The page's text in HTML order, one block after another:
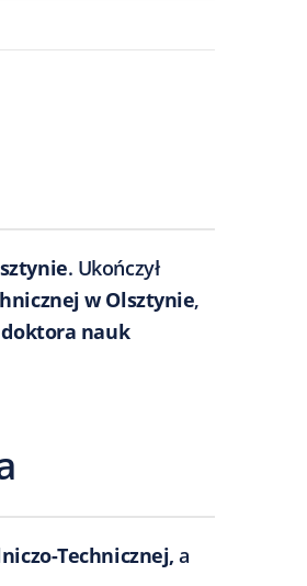
. Ukończył
w Olsztynie,
nauk
Technicznej, a